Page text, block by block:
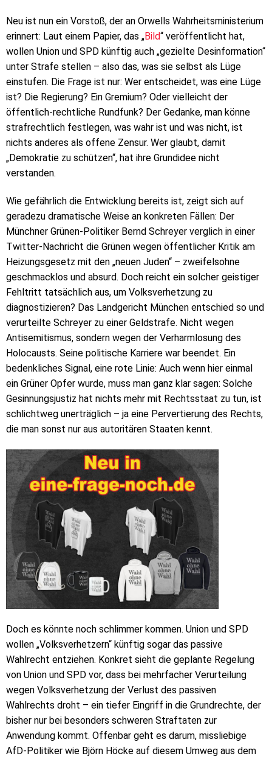
Neu ist nun ein Vorstoß, der an Orwells Wahrheitsministerium
erinnert: Laut einem Papier, das „Bild“ veröffentlicht hat,
wollen Union und SPD künftig auch „gezielte Desinformation“
unter Strafe stellen – also das, was sie selbst als Lüge
einstufen. Die Frage ist nur: Wer entscheidet, was eine Lüge
ist? Die Regierung? Ein Gremium? Oder vielleicht der
öffentlich-rechtliche Rundfunk? Der Gedanke, man könne
strafrechtlich festlegen, was wahr ist und was nicht, ist
nichts anderes als offene Zensur. Wer glaubt, damit
„Demokratie zu schützen“, hat ihre Grundidee nicht
verstanden.
Wie gefährlich die Entwicklung bereits ist, zeigt sich auf
geradezu dramatische Weise an konkreten Fällen: Der
Münchner Grünen-Politiker Bernd Schreyer verglich in einer
Twitter-Nachricht die Grünen wegen öffentlicher Kritik am
Heizungsgesetz mit den „neuen Juden“ – zweifelsohne
geschmacklos und absurd. Doch reicht ein solcher geistiger
Fehltritt tatsächlich aus, um Volksverhetzung zu
diagnostizieren? Das Landgericht München entschied so und
verurteilte Schreyer zu einer Geldstrafe. Nicht wegen
Antisemitismus, sondern wegen der Verharmlosung des
Holocausts. Seine politische Karriere war beendet. Ein
bedenkliches Signal, eine rote Linie: Auch wenn hier einmal
ein Grüner Opfer wurde, muss man ganz klar sagen: Solche
Gesinnungsjustiz hat nichts mehr mit Rechtsstaat zu tun, ist
schlichtweg unerträglich – ja eine Pervertierung des Rechts,
die man sonst nur aus autoritären Staaten kennt.
Doch es könnte noch schlimmer kommen. Union und SPD
wollen „Volksverhetzern“ künftig sogar das passive
Wahlrecht entziehen. Konkret sieht die geplante Regelung
von Union und SPD vor, dass bei mehrfacher Verurteilung
wegen Volksverhetzung der Verlust des passiven
Wahlrechts droht – ein tiefer Eingriff in die Grundrechte, der
bisher nur bei besonders schweren Straftaten zur
Anwendung kommt. Offenbar geht es darum, missliebige
AfD-Politiker wie Björn Höcke auf diesem Umweg aus dem